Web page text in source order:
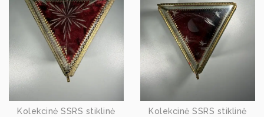
Kolekcinė SSRS stiklinė
Kolekcinė SSRS stiklinė